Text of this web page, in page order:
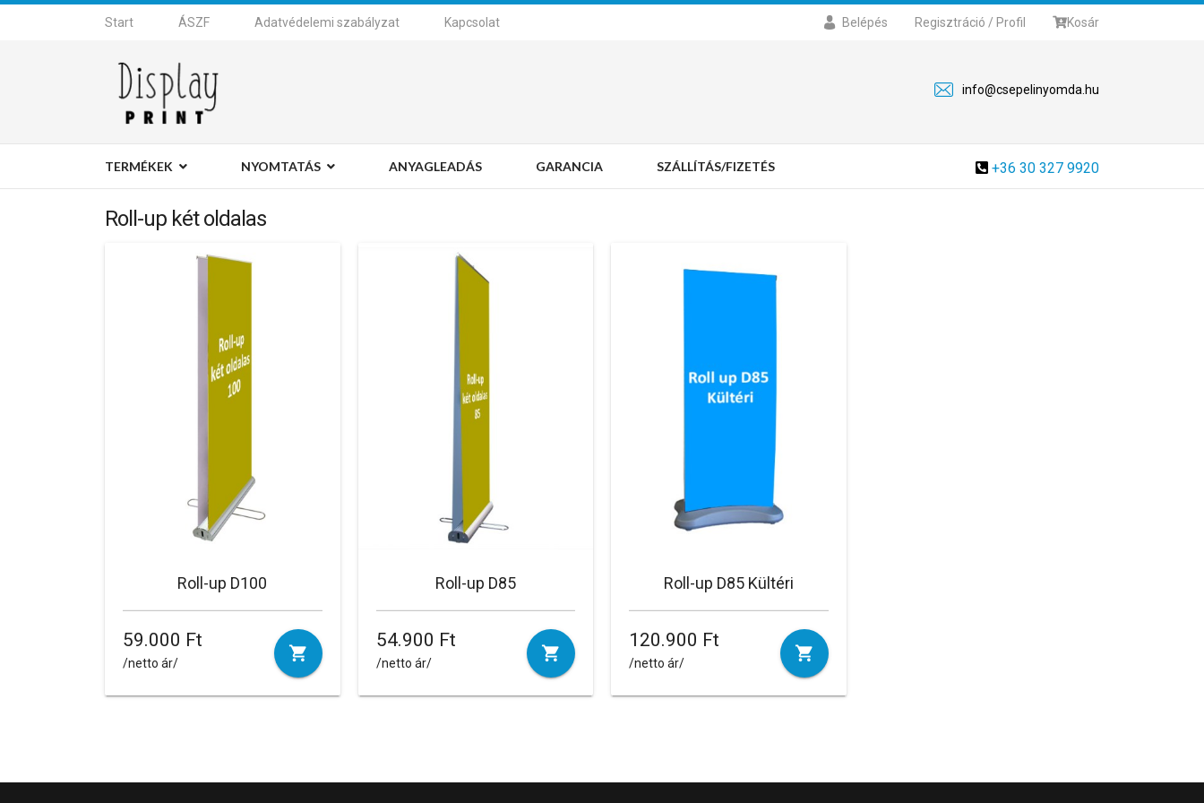
Start ÁSZF Adatvédelemi szabályzat Kapcsolat Belépés Regisztráció / Profil Kosár
info@csepelinyomda.hu
+36 30 327 9920
TERMÉKEK NYOMTATÁS ANYAGLEADÁS GARANCIA SZÁLLÍTÁS/FIZETÉS
Roll-up két oldalas
Roll-up D100
59.000 Ft
/netto ár/
Roll-up D85
54.900 Ft
/netto ár/
Roll-up D85 Kültéri
120.900 Ft
/netto ár/